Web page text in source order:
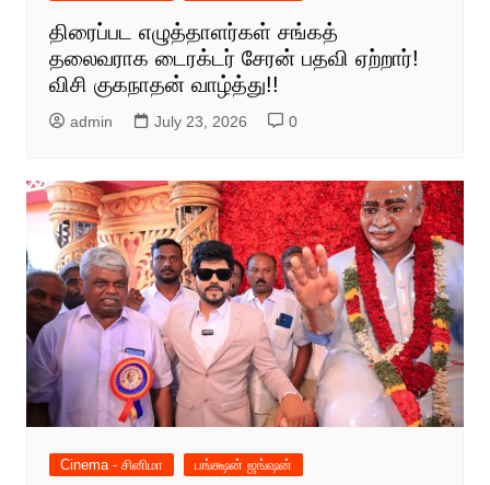
திரைப்பட எழுத்தாளர்கள் சங்கத்
தலைவராக டைரக்டர் சேரன் பதவி ஏற்றார்!
விசி குகநாதன் வாழ்த்து!!
admin July 23, 2026 0
Cinema - சினிமா பங்க்ஷன் ஜங்ஷன்